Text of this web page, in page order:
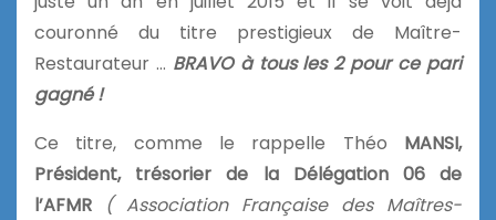
couronné du titre prestigieux de Maître-
Restaurateur … BRAVO à tous les 2 pour ce pari
gagné !
Ce titre, comme le rappelle Théo MANSI,
Président, trésorier de la Délégation 06 de
l’AFMR ( Association Française des Maîtres-